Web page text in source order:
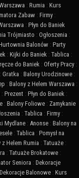
: Rumia : Kurs
Zabaw : Firmy :
: Płyn do Baniek
Trójmiasto : Ogłoszenia :
Balonów : Party
: Kijki do Baniek : Tablica :
do Baniek : Oferty Pracy :
: Gratka : Balony Urodzinowe :
: Balony z Helem Warszawa :
: Prezent : Płyn do Baniek :
: Balony Foliowe : Zamykanie
: Tablica : Firmy :
Mydlane : Anonse : Balony na
: Tablica : Pomysł na
z Helem Rumia : Tatuaże :
: Tatuaże Brokatowe :
Seniora : Dekoracje
Dekoracje Balonowe : Kurs